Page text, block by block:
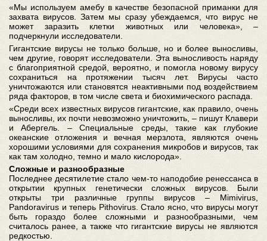
«Мы используем амебу в качестве безопасной приманки для
захвата вирусов. Затем мы сразу убеждаемся, что вирус не
может заразить клетки животных или человека», –
подчеркнули исследователи.
Гигантские вирусы не только больше, но и более выносливы,
чем другие, говорят исследователи. Эта выносливость наряду
с благоприятной средой, вероятно, и помогла новому вирусу
сохраниться на протяжении тысяч лет. Вирусы часто
уничтожаются или становятся неактивными под воздействием
ряда факторов, в том числе света и биохимического распада.
«Среди всех известных вирусов гигантские, как правило, очень
выносливы, их почти невозможно уничтожить, – пишут Клавери
и Абергель. – Специальные среды, такие как глубокие
океанские отложения и вечная мерзлота, являются очень
хорошими условиями для сохранения микробов и вирусов, так
как там холодно, темно и мало кислорода».
Сложные и разнообразные
Последнее десятилетие стало чем-то наподобие ренессанса в
открытии крупных генетически сложных вирусов. Были
открыты три различные группы вирусов – Mimivirus,
Pandoravirus и теперь Pithovirus. Стало ясно, что вирусы могут
быть гораздо более сложными и разнообразными, чем
считалось ранее, а также что гигантские вирусы не являются
редкостью.